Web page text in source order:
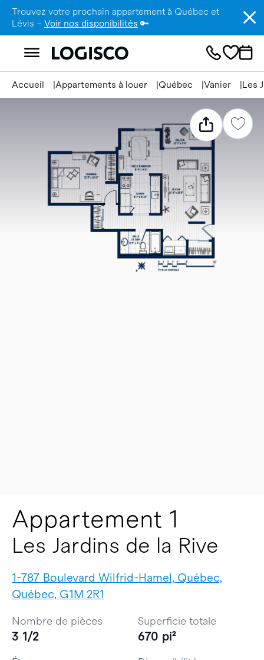
Trouvez votre prochain appartement à Québec et
Lévis – Voir nos disponibilités 🔑
Accueil Appartements à louer Québec Vanier Les
Appartement 1
Les Jardins de la Rive
1-787 Boulevard Wilfrid-Hamel, Québec,
Québec, G1M 2R1
Nombre de pièces
3 1/2
Superficie totale
670 pi²